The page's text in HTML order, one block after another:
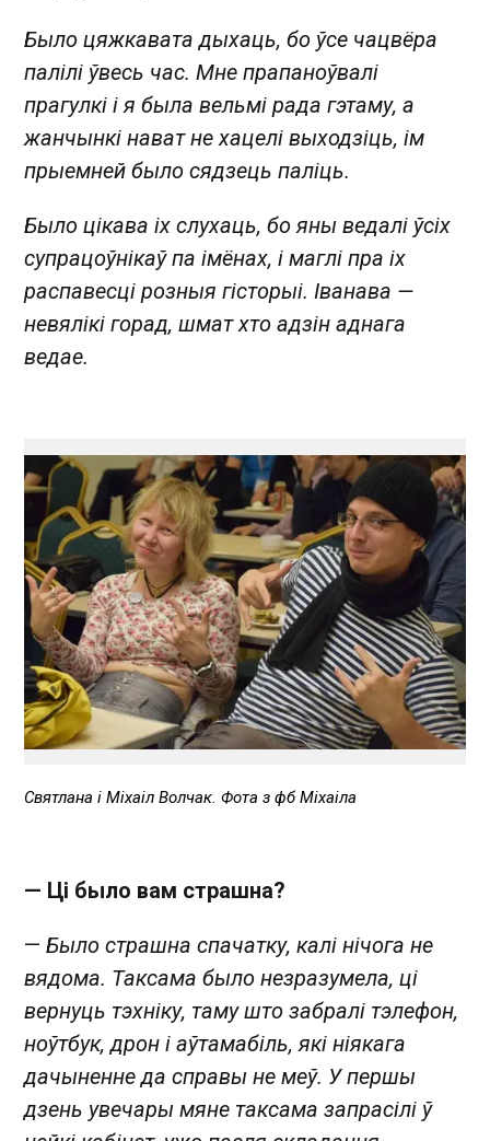
Было цяжкавата дыхаць, бо ўсе чацвёра
палілі ўвесь час. Мне прапаноўвалі
прагулкі і я была вельмі рада гэтаму, а
жанчынкі нават не хацелі выходзіць, ім
прыемней было сядзець паліць.
Было цікава іх слухаць, бо яны ведалі ўсіх
супрацоўнікаў па імёнах, і маглі пра іх
распавесці розныя гісторыі. Іванава —
невялікі горад, шмат хто адзін аднага
ведае.
Святлана і Міхаіл Волчак. Фота з фб Міхаіла
— Ці было вам страшна?
— Было страшна спачатку, калі нічога не
вядома. Таксама было незразумела, ці
вернуць тэхніку, таму што забралі тэлефон,
ноўтбук, дрон і аўтамабіль, які ніякага
дачыненне да справы не меў. У першы
дзень увечары мяне таксама запрасілі ў